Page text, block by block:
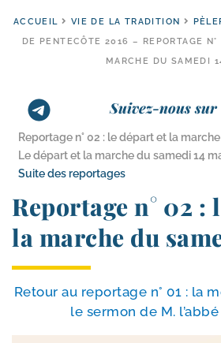
ACCUEIL VIE DE LA TRADITION
DE PENTECÔTE 2016 – REPORTAGE
MARCHE DU SAMEDI
Suivez-nous sur
Reportage n° 02 : le départ et la
Le départ et la marche du samedi 14
Suite des reportages
Reportage n° 02 :
la marche du
Retour au repor­tage n° 01 : la
le ser­mon de M.